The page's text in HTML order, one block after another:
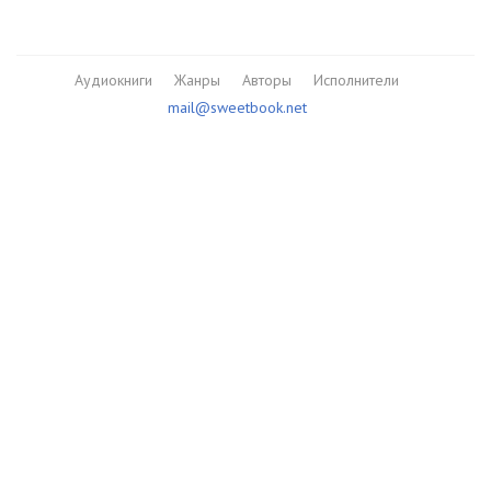
Аудиокниги Жанры Авторы
Исполнители
mail@sweetbook.net